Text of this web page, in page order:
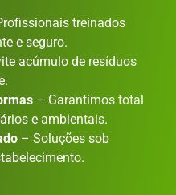
treinados
e seguro.
acúmulo de resíduos
– Garantimos total
e ambientais.
– Soluções sob